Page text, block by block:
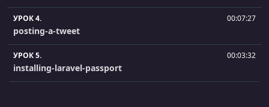
УРОК 4. 00:07:27
posting-a-tweet
УРОК 5. 00:03:32
installing-laravel-passport